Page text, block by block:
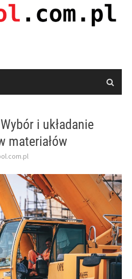
i układanie
materiałów